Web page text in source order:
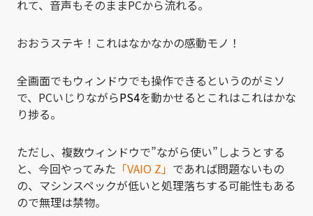
れて、音声もそのままPCから流れる。
おおうステキ！これはなかなかの感動モノ！
全画面でもウィンドウでも操作できるというのがミソ
で、PCいじりながらPS4を動かせるとこれはこれはかな
り捗る。
ただし、複数ウィンドウで”ながら使い”しようとする
と、今回やってみた 「VAIO Z」 であれば問題ないもの
の、マシンスペックが低いと処理落ちする可能性もある
ので無理は禁物。